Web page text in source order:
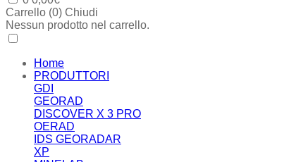
Carrello (0) Chiudi
Nessun prodotto nel carrello.
Home
PRODUTTORI
GDI
GEORAD
DISCOVER X 3 PRO
OERAD
IDS GEORADAR
XP